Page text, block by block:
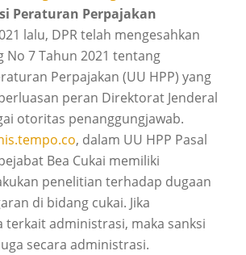
Peraturan Perpajakan
lalu, DPR telah mengesahkan
No 7 Tahun 2021 tentang
Perpajakan (UU HPP) yang
peran Direktorat Jenderal
otoritas penanggungjawab.
, dalam UU HPP Pasal
Bea Cukai memiliki
penelitian terhadap dugaan
di bidang cukai. Jika
terkait administrasi, maka sanksi
secara administrasi.